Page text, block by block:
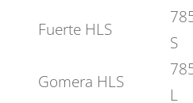
Fuerte HLS
S
Gomera HLS
L